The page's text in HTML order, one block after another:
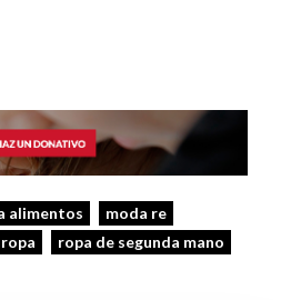
alimentos
moda re
ropa
ropa de segunda mano